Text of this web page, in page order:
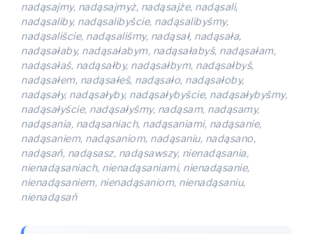
nadąsajmy, nadąsajmyż, nadąsajże, nadąsali,
nadąsaliby, nadąsalibyście, nadąsalibyśmy,
nadąsaliście, nadąsaliśmy, nadąsał, nadąsała,
nadąsałaby, nadąsałabym, nadąsałabyś, nadąsałam,
nadąsałaś, nadąsałby, nadąsałbym, nadąsałbyś,
nadąsałem, nadąsałeś, nadąsało, nadąsałoby,
nadąsały, nadąsałyby, nadąsałybyście, nadąsałybyśmy,
nadąsałyście, nadąsałyśmy, nadąsam, nadąsamy,
nadąsania, nadąsaniach, nadąsaniami, nadąsanie,
nadąsaniem, nadąsaniom, nadąsaniu, nadąsano,
nadąsań, nadąsasz, nadąsawszy, nienadąsania,
nienadąsaniach, nienadąsaniami, nienadąsanie,
nienadąsaniem, nienadąsaniom, nienadąsaniu,
nienadąsań